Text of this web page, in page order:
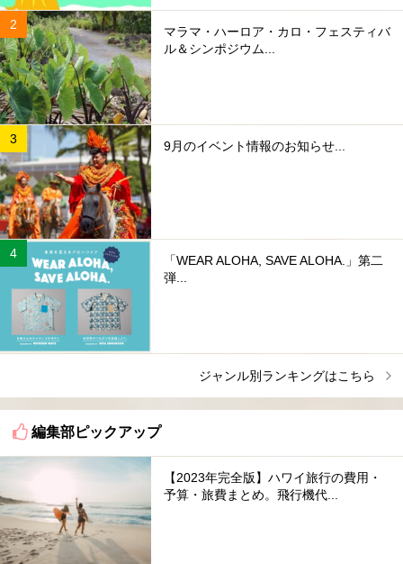
マラマ・ハーロア・カロ・フェスティバ
ル＆シンポジウム...
9月のイベント情報のお知らせ...
「WEAR ALOHA, SAVE ALOHA.」第二
弾...
ジャンル別ランキングはこちら
編集部ピックアップ
【2023年完全版】ハワイ旅行の費用・
予算・旅費まとめ。飛行機代...